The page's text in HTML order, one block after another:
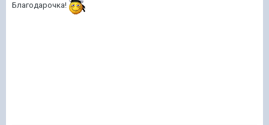
Благодарочка!